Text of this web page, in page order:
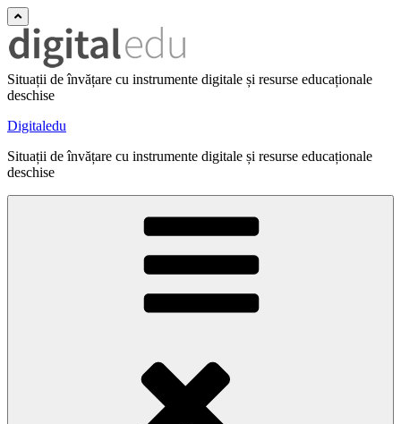
Situații de învățare cu instrumente digitale și resurse educaționale
deschise
Digitaledu
Situații de învățare cu instrumente digitale și resurse educaționale
deschise